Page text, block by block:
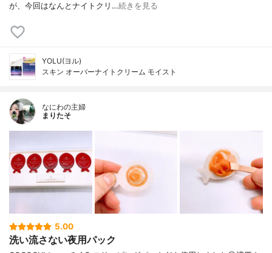
が、今回はなんとナイトクリ…続きを見る
YOLU(ヨル)
スキン オーバーナイトクリーム モイスト
なにわの主婦
まりたそ
5.00
洗い流さない夜用パック